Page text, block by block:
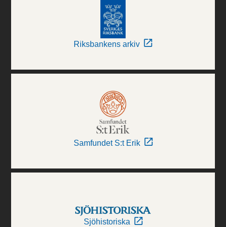
Riksbankens arkiv
Samfundet S:t Erik
Sjöhistoriska